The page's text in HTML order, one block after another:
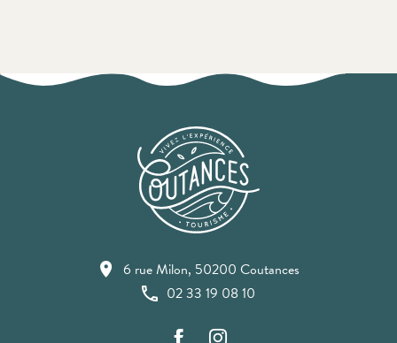
6 rue Milon, 50200 Coutances
02 33 19 08 10